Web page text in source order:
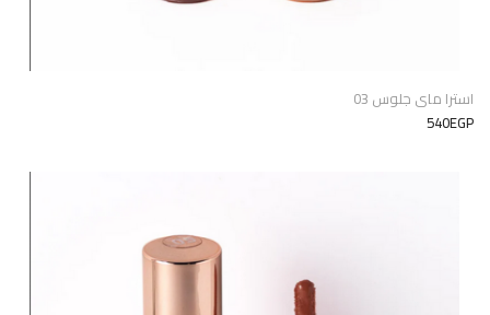
استرا ماى جلوس 03
540EGP